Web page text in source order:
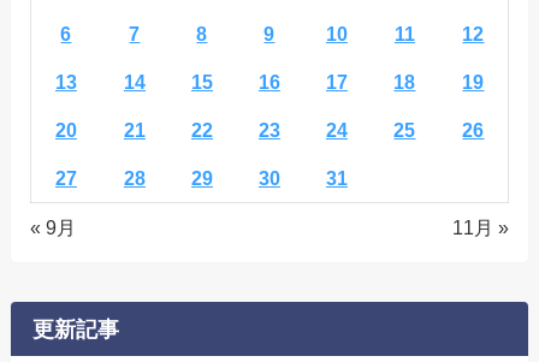
6 7 8 9 10 11 12
13 14 15 16 17 18 19
20 21 22 23 24 25 26
27 28 29 30 31
« 9月 11月 »
更新記事